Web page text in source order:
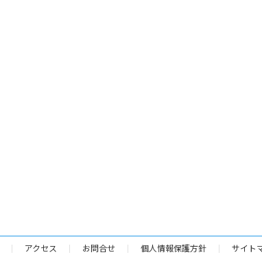
アクセス お問合せ 個人情報保護方針 サイト